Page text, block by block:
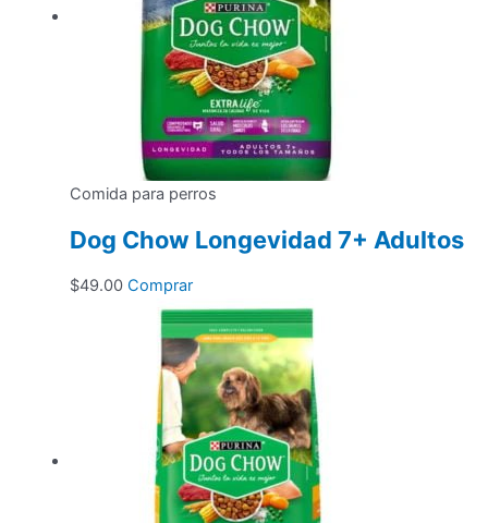
de
producto
se
pueden
elegir
en
la
página
de
Comida para perros
Dog Chow Longevidad 7+ Adultos
$49.00 Comprar